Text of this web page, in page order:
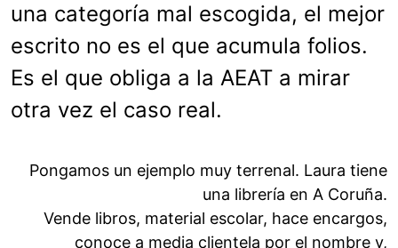
una categoría mal escogida, el mejor
escrito no es el que acumula folios.
Es el que obliga a la AEAT a mirar
otra vez el caso real.
Pongamos un ejemplo muy terrenal. Laura tiene
una librería en A Coruña.
Vende libros, material escolar, hace encargos,
conoce a media clientela por el nombre y,